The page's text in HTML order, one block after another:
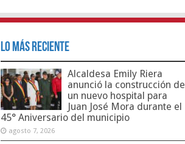
Lo Más Reciente
Alcaldesa Emily Riera
anunció la construcción de
un nuevo hospital para
Juan José Mora durante el
45° Aniversario del municipio
agosto 7, 2026